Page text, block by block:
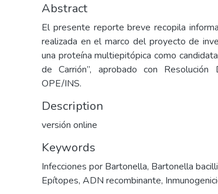
Abstract
El presente reporte breve recopila
realizada en el marco del proyecto de
una proteína multiepitópica como
de Carrión”, aprobado con Resolución
OPE/INS.
Description
versión online
Keywords
Infecciones por Bartonella, Bartonella
Epítopes, ADN recombinante,